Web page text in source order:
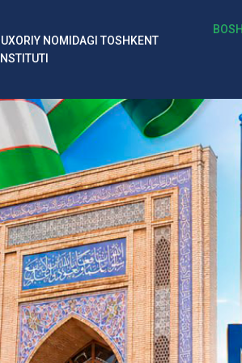
NOMIDAGI TOSHKENT